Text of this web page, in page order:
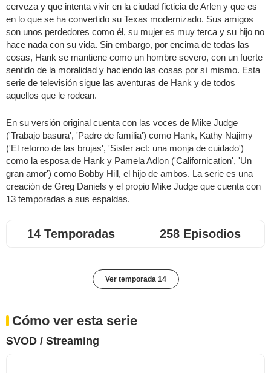
cerveza y que intenta vivir en la ciudad ficticia de Arlen y que es
en lo que se ha convertido su Texas modernizado. Sus amigos
son unos perdedores como él, su mujer es muy terca y su hijo no
hace nada con su vida. Sin embargo, por encima de todas las
cosas, Hank se mantiene como un hombre severo, con un fuerte
sentido de la moralidad y haciendo las cosas por sí mismo. Esta
serie de televisión sigue las aventuras de Hank y de todos
aquellos que le rodean.
En su versión original cuenta con las voces de Mike Judge
('Trabajo basura', 'Padre de familia') como Hank, Kathy Najimy
('El retorno de las brujas', 'Sister act: una monja de cuidado')
como la esposa de Hank y Pamela Adlon ('Californication', 'Un
gran amor') como Bobby Hill, el hijo de ambos. La serie es una
creación de Greg Daniels y el propio Mike Judge que cuenta con
13 temporadas a sus espaldas.
14 Temporadas 258 Episodios
Ver temporada 14
Cómo ver esta serie
SVOD / Streaming